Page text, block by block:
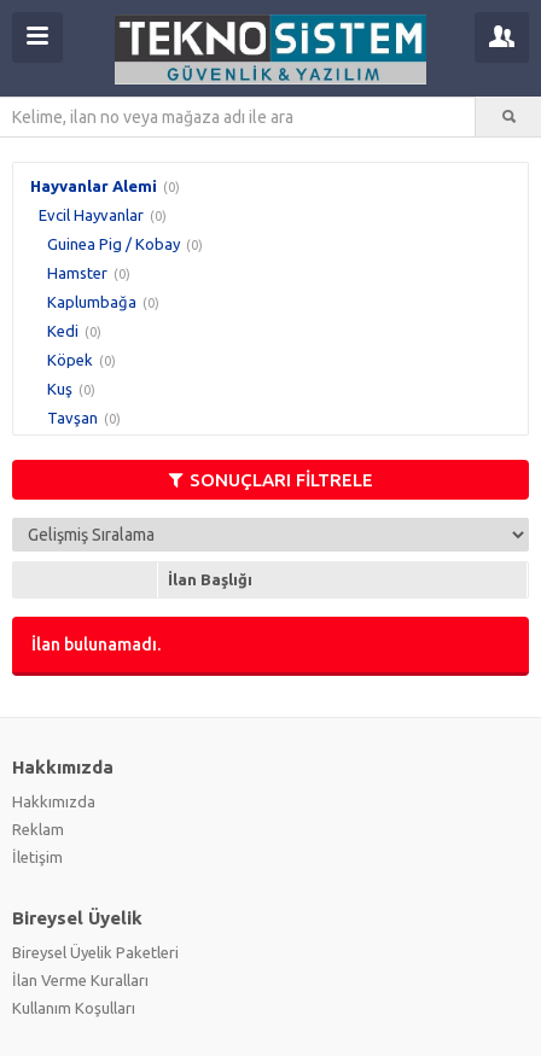
Hayvanlar Alemi (0)
Evcil Hayvanlar (0)
Guinea Pig / Kobay (0)
Hamster (0)
Kaplumbağa (0)
Kedi (0)
Köpek (0)
Kuş (0)
Tavşan (0)
SONUÇLARI FİLTRELE
İlan Başlığı
İlan bulunamadı.
Hakkımızda
Hakkımızda
Reklam
İletişim
Bireysel Üyelik
Bireysel Üyelik Paketleri
İlan Verme Kuralları
Kullanım Koşulları